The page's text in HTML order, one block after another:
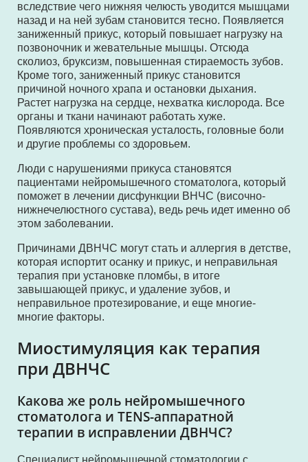
вследствие чего нижняя челюсть уводится мышцами
назад и на ней зубам становится тесно. Появляется
заниженный прикус, который повышает нагрузку на
позвоночник и жевательные мышцы. Отсюда
сколиоз, бруксизм, повышенная стираемость зубов.
Кроме того, заниженный прикус становится
причиной ночного храпа и остановки дыхания.
Растет нагрузка на сердце, нехватка кислорода. Все
органы и ткани начинают работать хуже.
Появляются хроническая усталость, головные боли
и другие проблемы со здоровьем.
Люди с нарушениями прикуса становятся
пациентами нейромышечного стоматолога, который
поможет в лечении дисфункции ВНЧС (височно-
нижнечелюстного сустава), ведь речь идет именно об
этом заболевании.
Причинами ДВНЧС могут стать и аллергия в детстве,
которая испортит осанку и прикус, и неправильная
терапия при установке пломбы, в итоге
завышающей прикус, и удаление зубов, и
неправильное протезирование, и еще многие-
многие факторы.
Миостимуляция как терапия
при ДВНЧС
Какова же роль нейромышечного
стоматолога и TENS-аппаратной
терапии в исправлении ДВНЧС?
Специалист нейромышечной стоматологии с